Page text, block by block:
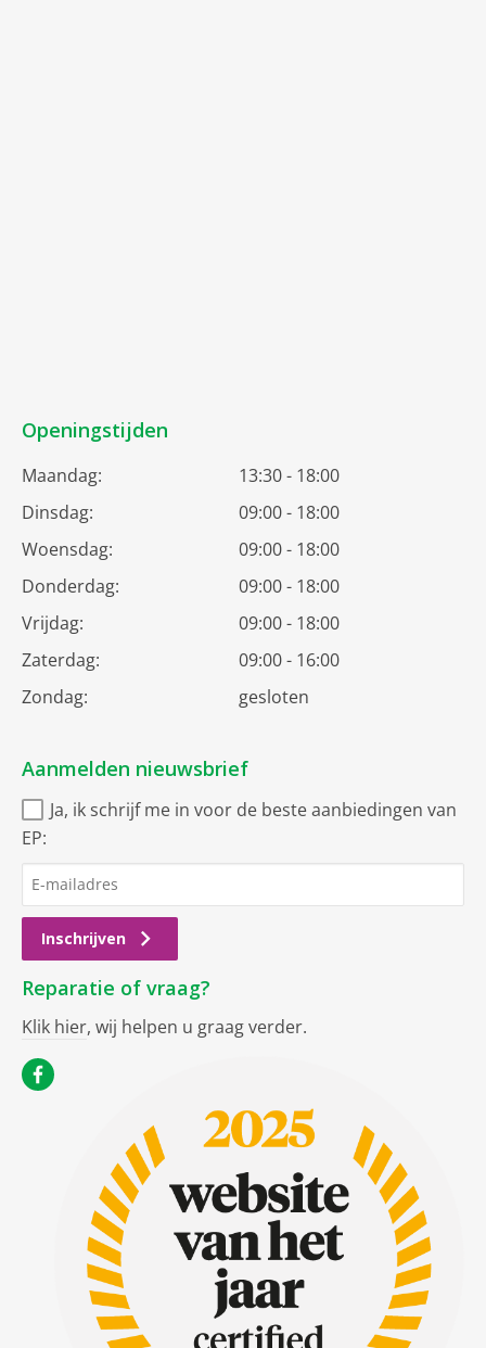
Openingstijden
Maandag:
13:30 - 18:00
Dinsdag:
09:00 - 18:00
Woensdag:
09:00 - 18:00
Donderdag:
09:00 - 18:00
Vrijdag:
09:00 - 18:00
Zaterdag:
09:00 - 16:00
Zondag:
gesloten
Aanmelden nieuwsbrief
Ja, ik schrijf me in voor de beste aanbiedingen van
EP:
Inschrijven
Reparatie of vraag?
Klik hier, wij helpen u graag verder.